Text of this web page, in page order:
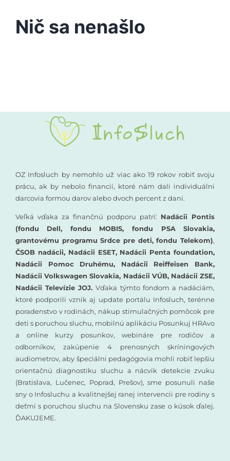
Podporte nás
Vyšetrenia sluchu
Rané poradenstvo
Vzdelávanie
Nič sa nenašlo
OZ Infosluch by nemohlo už viac ako 19 rokov robiť svoju
prácu, ak by nebolo financií, ktoré nám dali individuálni
darcovia formou darov alebo dvoch percent z daní.
Veľká vďaka za finančnú podporu patrí: Nadácii Pontis
(fondu Dell, fondu MOBIS, fondu PSA Slovakia,
grantovému programu Srdce pre deti, fondu Telekom),
ČSOB nadácii, Nadácii ESET, Nadácii Penta foundation,
Nadácii Pomoc Druhému, Nadácii Reiffeisen Bank,
Nadácii Volkswagen Slovakia, Nadácii VÚB, Nadácii ZSE,
Nadácii Televízie JOJ.Vďaka týmto fondom a nadáciám,
ktoré podporili vznik aj update portálu Infosluch, terénne
poradenstvo v rodinách, nákup stimulačných pomôcok pre
deti s poruchou sluchu, mobilnú aplikáciu Posunkuj HRAvo
a online kurzy posunkov, webináre pre rodičov a
odborníkov, zakúpenie 4 prenosných skríningových
audiometrov, aby špeciálni pedagógovia mohli robiť lepšiu
orientačnú diagnostiku sluchu a nácvik detekcie zvuku
(Bratislava, Lučenec, Poprad, Prešov), sme posunuli naše
sny o Infosluchu a kvalitnejšej ranej intervencii pre rodiny s
deťmi s poruchou sluchu na Slovensku zase o kúsok ďalej.
ĎAKUJEME.